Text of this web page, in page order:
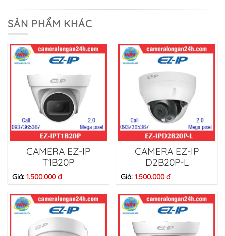
SẢN PHẨM KHÁC
CAMERA EZ-IP
T1B20P
Giá: 1.500.000 đ
CAMERA EZ-IP
D2B20P-L
Giá: 1.500.000 đ